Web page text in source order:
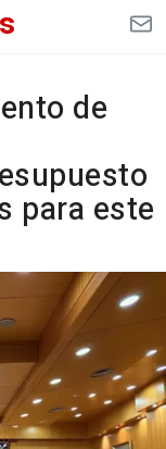
de
para este